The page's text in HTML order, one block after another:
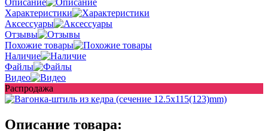
Характеристики
Аксессуары
Отзывы
Похожие товары
Наличие
Файлы
Видео
Распродажа
Описание товара: